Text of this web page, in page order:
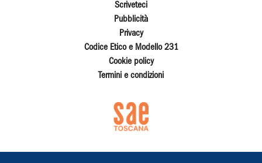
Scriveteci
Pubblicità
Privacy
Codice Etico e Modello 231
Cookie policy
Termini e condizioni